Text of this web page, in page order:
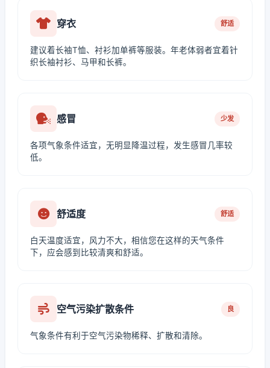
穿衣 舒适
建议着长袖T恤、衬衫加单裤等服装。年老体弱者宜着针
织长袖衬衫、马甲和长裤。
感冒 少发
各项气象条件适宜，无明显降温过程，发生感冒几率较
低。
舒适度 舒适
白天温度适宜，风力不大，相信您在这样的天气条件
下，应会感到比较清爽和舒适。
空气污染扩散条件 良
气象条件有利于空气污染物稀释、扩散和清除。